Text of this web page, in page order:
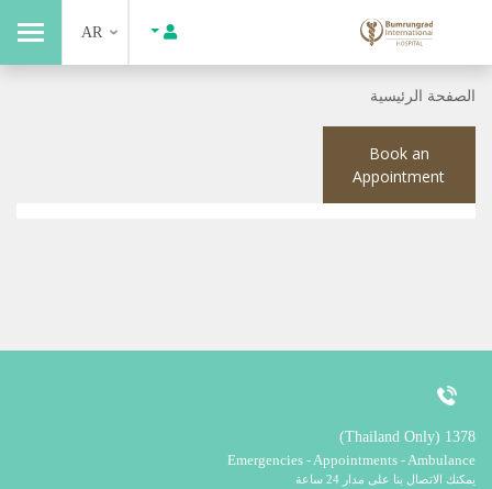
AR
الصفحة الرئيسية
Book an
Appointment
1378 (Thailand Only)
Emergencies - Appointments - Ambulance
يمكنك الاتصال بنا على مدار 24 ساعة